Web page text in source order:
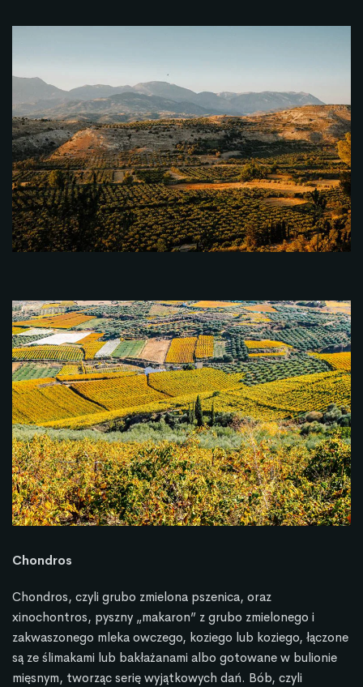
Chondros
Chondros, czyli grubo zmielona pszenica, oraz
xinochontros, pyszny „makaron” z grubo zmielonego i
zakwaszonego mleka owczego, koziego lub koziego, łączone
są ze ślimakami lub bakłażanami albo gotowane w bulionie
mięsnym, tworząc serię wyjątkowych dań. Bób, czyli